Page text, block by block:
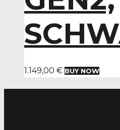
1.149,00 € BUY NOW